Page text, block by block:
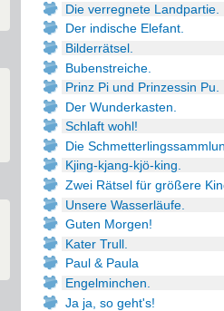
Die verregnete Landpartie.
Der indische Elefant.
Bilderrätsel.
Bubenstreiche.
Prinz Pi und Prinzessin Pu.
Der Wunderkasten.
Schlaft wohl!
Die
Kjing-kjang-kjö-king.
Zwei Rätsel für größere
Unsere Wasserläufe.
Guten Morgen!
Kater Trull.
Paul & Paula
Engelminchen.
Ja ja, so geht's!